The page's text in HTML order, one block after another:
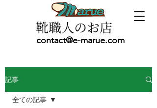
contact@e-marue.com
靴職人のお店
記事
全ての記事